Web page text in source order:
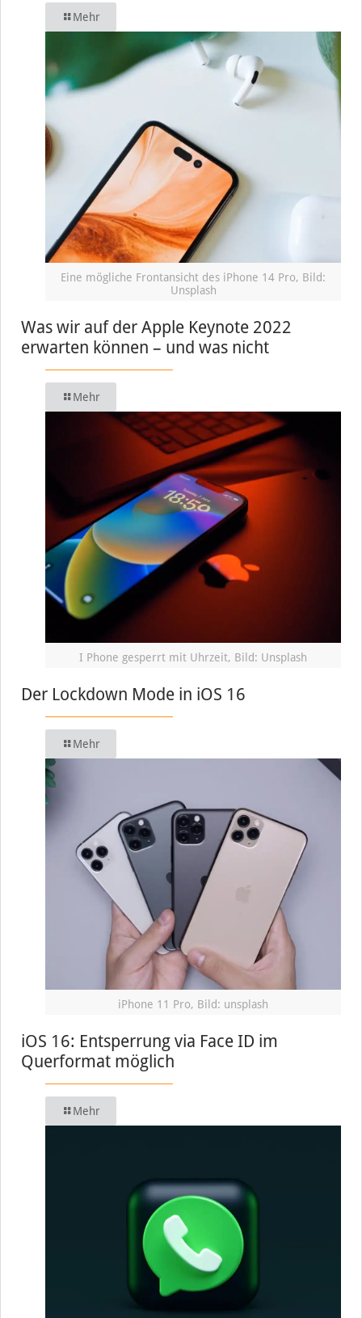
Mehr
Eine mögliche Frontansicht des iPhone 14 Pro, Bild:
Unsplash
Was wir auf der Apple Keynote 2022
erwarten können – und was nicht
Mehr
I Phone gesperrt mit Uhrzeit, Bild: Unsplash
Der Lockdown Mode in iOS 16
Mehr
iPhone 11 Pro, Bild: unsplash
iOS 16: Entsperrung via Face ID im
Querformat möglich
Mehr